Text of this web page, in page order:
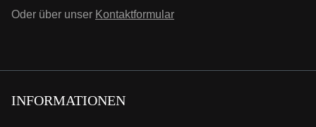
Oder über unser Kontaktformular
INFORMATIONEN